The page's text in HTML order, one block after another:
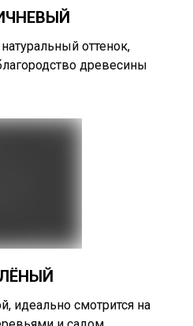
оттенок,
древесины
идеально смотрится на